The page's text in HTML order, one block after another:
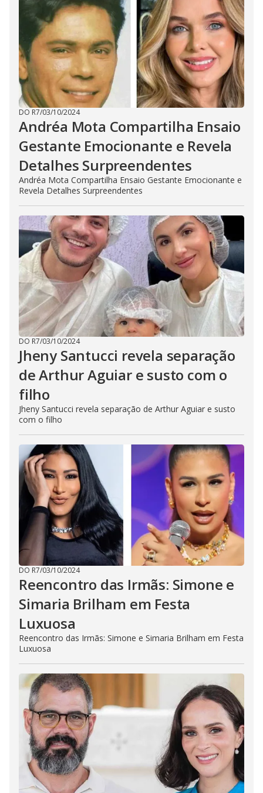
DO R7/03/10/2024
Andréa Mota Compartilha Ensaio
Gestante Emocionante e Revela
Detalhes Surpreendentes
Andréa Mota Compartilha Ensaio Gestante Emocionante e
Revela Detalhes Surpreendentes
DO R7/03/10/2024
Jheny Santucci revela separação
de Arthur Aguiar e susto com o
filho
Jheny Santucci revela separação de Arthur Aguiar e susto
com o filho
DO R7/03/10/2024
Reencontro das Irmãs: Simone e
Simaria Brilham em Festa
Luxuosa
Reencontro das Irmãs: Simone e Simaria Brilham em Festa
Luxuosa